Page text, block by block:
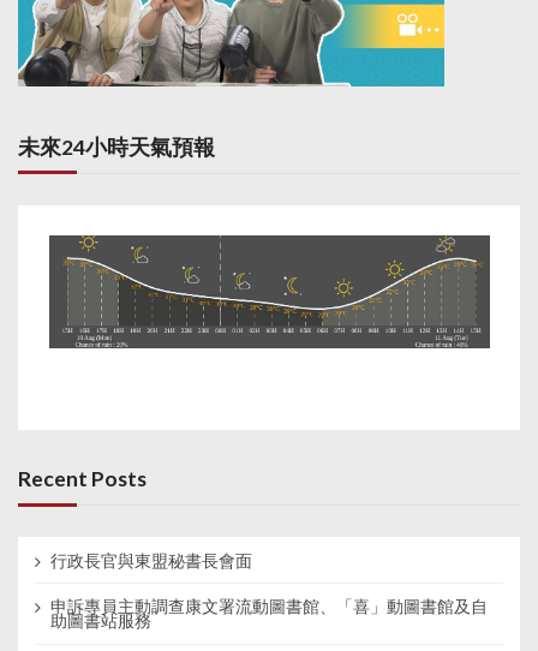
未來24小時天氣預報
Recent Posts
行政長官與東盟秘書長會面
申訴專員主動調查康文署流動圖書館、「喜」動圖書館及自
助圖書站服務